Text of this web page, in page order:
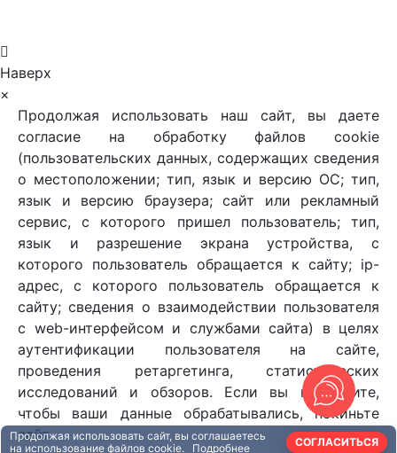
Наверх
Продолжая использовать сайт, вы соглашаетесь
на использование файлов cookie. Подробнее СОГЛАСИТЬСЯ
×
Продолжая использовать наш сайт, вы даете
согласие на обработку файлов cookie
(пользовательских данных, содержащих сведения
о местоположении; тип, язык и версию ОС; тип,
язык и версию браузера; сайт или рекламный
сервис, с которого пришел пользователь; тип,
язык и разрешение экрана устройства, с
которого пользователь обращается к сайту; ip-
адрес, с которого пользователь обращается к
сайту; сведения о взаимодействии пользователя
с web-интерфейсом и службами сайта) в целях
аутентификации пользователя на сайте,
проведения ретаргетинга, статистических
исследований и обзоров. Если вы не хотите,
чтобы ваши данные обрабатывались, покиньте
сайт.